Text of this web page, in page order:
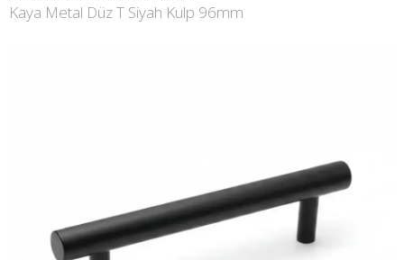
Kaya Metal Düz T Siyah Kulp 96mm